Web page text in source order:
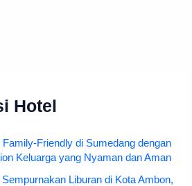
Hotel
Friendly di Sumedang dengan
Keluarga yang Nyaman dan Aman
Liburan di Kota Ambon,